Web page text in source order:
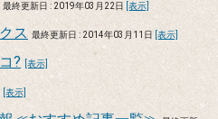
最終更新日 : 2019年03月22日 [表示]
ス 最終更新日 : 2014年03月11日 [表示]
? [表示]
[表示]